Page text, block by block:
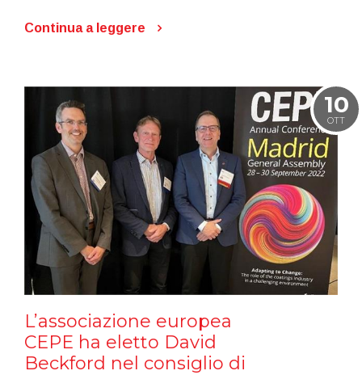
Continua a leggere
10
OTT
L’associazione europea
CEPE ha eletto David
Beckford nel consiglio di